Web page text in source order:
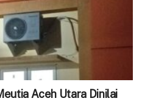
Aceh Utara Dinilai